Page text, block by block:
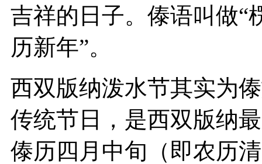
吉祥的日子。傣语叫做“
历新年”。
西双版纳泼水节其实为
传统节日，是西双版纳
傣历四月中旬（即农历